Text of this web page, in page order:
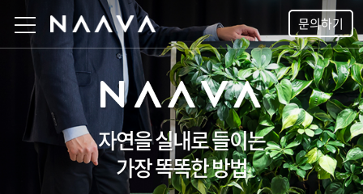
문의하기
자연을 실내로 들이는
가장 똑똑한 방법